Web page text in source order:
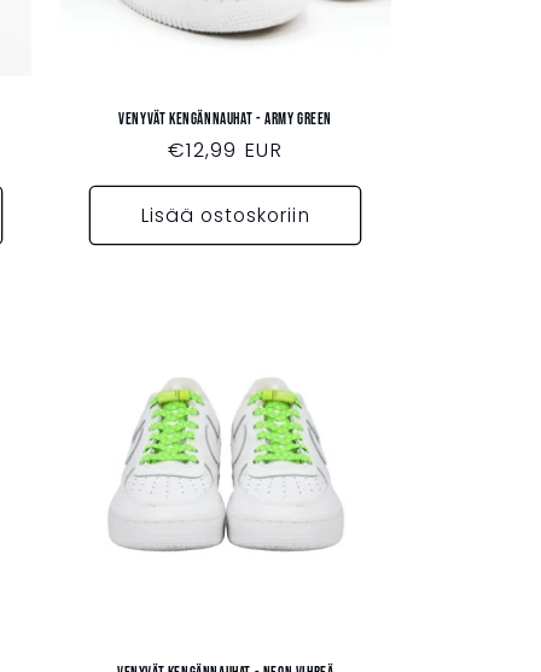
Venyvät kengännauhat - ARMY GREEN
Normaalihinta
€12,99 EUR
Lisää ostoskoriin